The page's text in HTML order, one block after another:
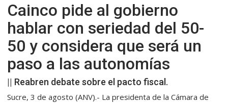
Cainco pide al gobierno
hablar con seriedad del 50-
50 y considera que será un
paso a las autonomías
|| Reabren debate sobre el pacto fiscal.
Sucre, 3 de agosto (ANV).- La presidenta de la Cámara de